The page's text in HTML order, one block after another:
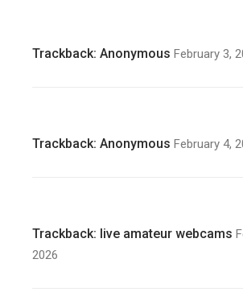
Trackback:Anonymous February 3,
Trackback:Anonymous February 4,
Trackback: live amateur webcams
2026